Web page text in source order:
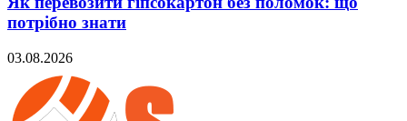
потрібно знати
03.08.2026